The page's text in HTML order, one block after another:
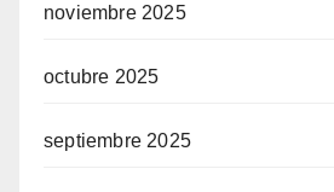
noviembre 2025
octubre 2025
septiembre 2025